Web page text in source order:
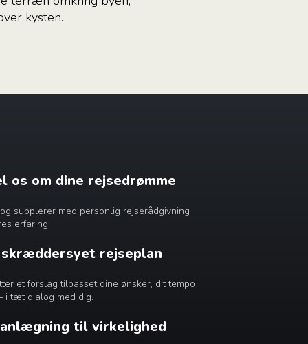
kysten.
os om dine rejsedrømme
supplerer med personlig rejserådgivning
erfaring.
skræddersyet rejseplan
et forslag tilpasset dine ønsker, dit tempo
i tæt dialog med dig.
til virkelighed